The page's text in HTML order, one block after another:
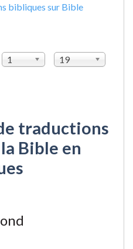
bibliques sur Bible
1 19
traductions
Bible en